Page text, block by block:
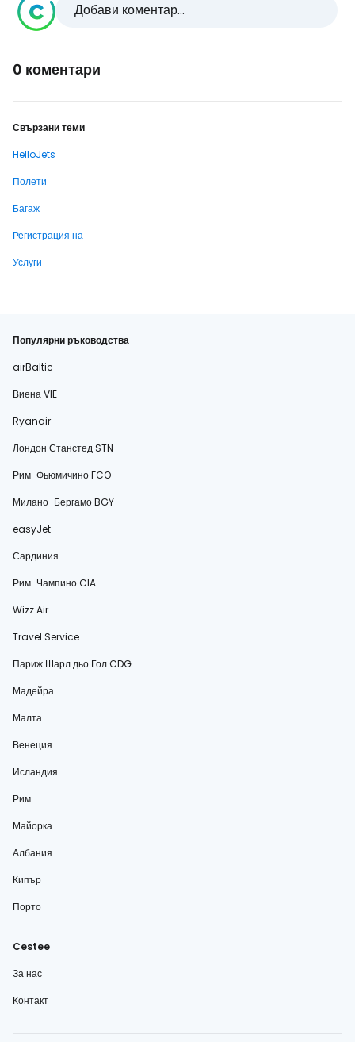
Добави коментар...
0 коментари
Свързани теми
HelloJets
Полети
Багаж
Регистрация на
Услуги
Популярни ръководства
airBaltic
Виена VIE
Ryanair
Лондон Станстед STN
Рим-Фьюмичино FCO
Милано-Бергамо BGY
easyJet
Сардиния
Рим-Чампино CIA
Wizz Air
Travel Service
Париж Шарл дьо Гол CDG
Мадейра
Малта
Венеция
Исландия
Рим
Майорка
Албания
Кипър
Порто
Cestee
За нас
Контакт